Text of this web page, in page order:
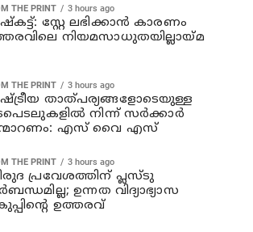
THE PRINT 3 hours ago
സ്റ്റേ ലഭിക്കാന്‍ കാരണം
നിയമസാധുതയില്ലായ്മ
THE PRINT 3 hours ago
താത്പര്യങ്ങളോടെയുള്ള
നിന്ന് സര്‍ക്കാര്‍
എസ് വൈ എസ്
THE PRINT 3 hours ago
പ്രവേശത്തിന് പ്ലസ്ടു
ഉന്നത വിദ്യാഭ്യാസ
ഉത്തരവ്